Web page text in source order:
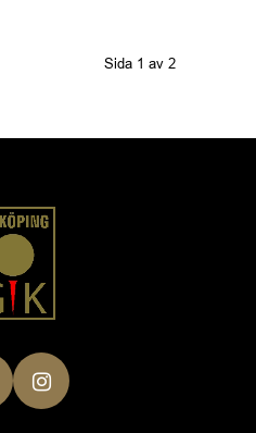
Sida 1 av 2